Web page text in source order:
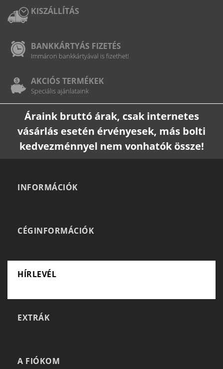
KISZÁLLÍTÁS
BANKKÁRTYÁS FIZETÉS
Immáron bankkártyával is fizethet!
AKCIÓS TERMÉKEK
Speciális ajánlataink
Áraink bruttó árak, csak internetes
vásárlás esetén érvényesek, más bolti
kedvezménnyel nem vonhatók össze!
INFORMÁCIÓK
CÉGINFORMÁCIÓK
HÍRLEVÉL
EXTRÁK
A FIÓKOM